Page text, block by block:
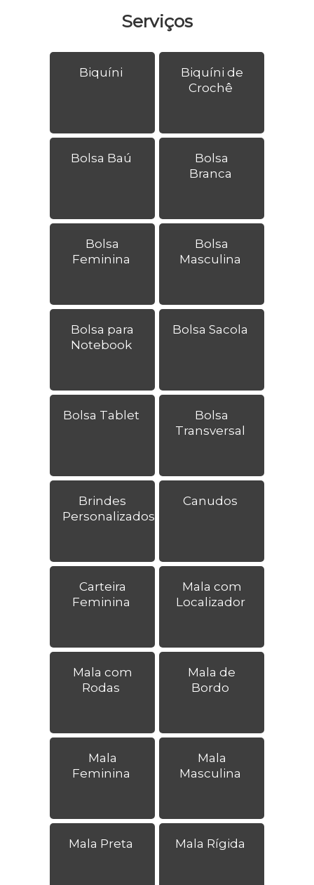
Serviços
Biquíni
Biquíni de
Crochê
Bolsa Baú
Bolsa
Branca
Bolsa
Feminina
Bolsa
Masculina
Bolsa para
Notebook
Bolsa Sacola
Bolsa Tablet
Bolsa
Transversal
Brindes
Personalizados
Canudos
Carteira
Feminina
Mala com
Localizador
Mala com
Rodas
Mala de
Bordo
Mala
Feminina
Mala
Masculina
Mala Preta Mala Rígida